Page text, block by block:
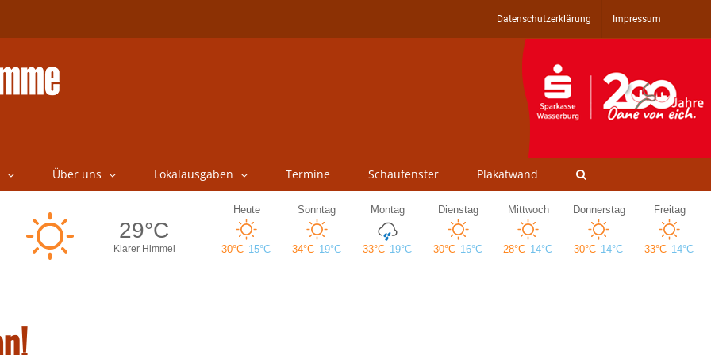
Datenschutzerklärung Impressum
Über uns Lokalausgaben Termine Schaufenster Plakatwand